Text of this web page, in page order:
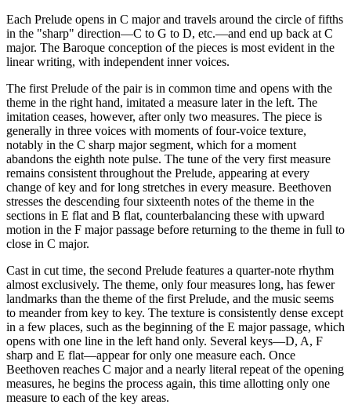
Each Prelude opens in C major and travels around the circle of fifths
in the "sharp" direction—C to G to D, etc.—and end up back at C
major. The Baroque conception of the pieces is most evident in the
linear writing, with independent inner voices.
The first Prelude of the pair is in common time and opens with the
theme in the right hand, imitated a measure later in the left. The
imitation ceases, however, after only two measures. The piece is
generally in three voices with moments of four-voice texture,
notably in the C sharp major segment, which for a moment
abandons the eighth note pulse. The tune of the very first measure
remains consistent throughout the Prelude, appearing at every
change of key and for long stretches in every measure. Beethoven
stresses the descending four sixteenth notes of the theme in the
sections in E flat and B flat, counterbalancing these with upward
motion in the F major passage before returning to the theme in full to
close in C major.
Cast in cut time, the second Prelude features a quarter-note rhythm
almost exclusively. The theme, only four measures long, has fewer
landmarks than the theme of the first Prelude, and the music seems
to meander from key to key. The texture is consistently dense except
in a few places, such as the beginning of the E major passage, which
opens with one line in the left hand only. Several keys—D, A, F
sharp and E flat—appear for only one measure each. Once
Beethoven reaches C major and a nearly literal repeat of the opening
measures, he begins the process again, this time allotting only one
measure to each of the key areas.